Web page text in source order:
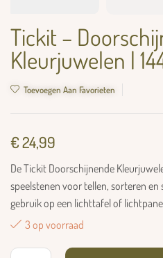
Tickit –
Kleurjuwelen |
Toevoegen Aan Favorieten
€24,99
De Tickit Doorschijnende
speelstenen voor tellen, sorteren
gebruik op een lichttafel of
3 op voorraad